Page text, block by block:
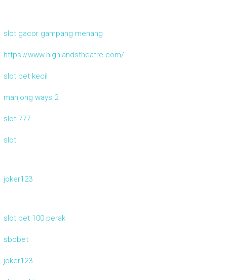
slot gacor gampang menang
https://www.highlandstheatre.com/
slot bet kecil
mahjong ways 2
slot 777
slot
joker123
slot bet 100 perak
sbobet
joker123